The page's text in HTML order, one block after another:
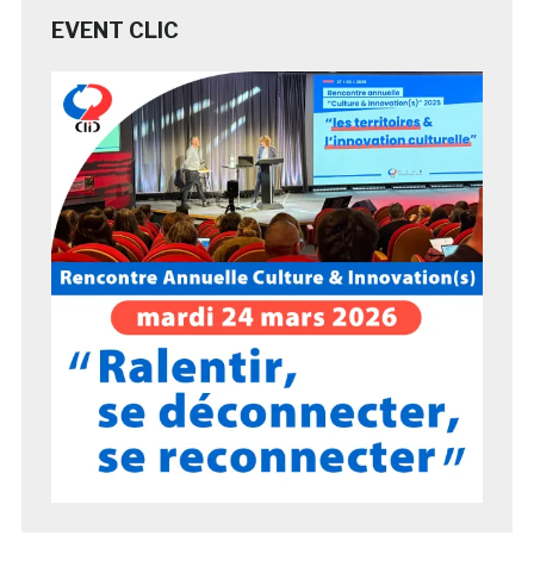
EVENT CLIC